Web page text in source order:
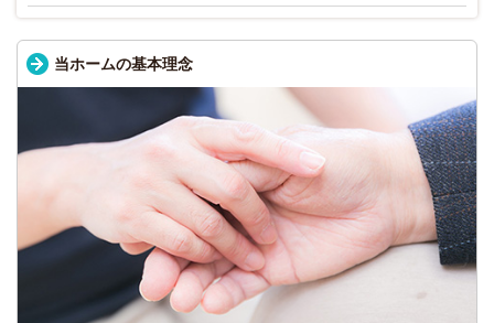
当ホームの基本理念